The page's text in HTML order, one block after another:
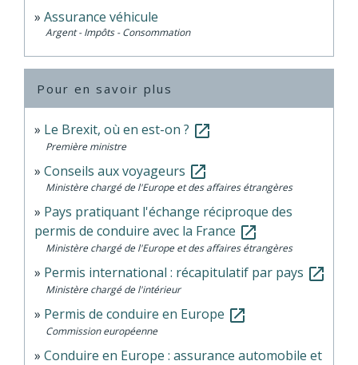
Assurance véhicule
Argent - Impôts - Consommation
Pour en savoir plus
Le Brexit, où en est-on ? open_in_new
Première ministre
Conseils aux voyageurs open_in_new
Ministère chargé de l'Europe et des affaires étrangères
Pays pratiquant l'échange réciproque des
permis de conduire avec la France open_in_new
Ministère chargé de l'Europe et des affaires étrangères
Permis international : récapitulatif par pays open_in_new
Ministère chargé de l'intérieur
Permis de conduire en Europe open_in_new
Commission européenne
Conduire en Europe : assurance automobile et